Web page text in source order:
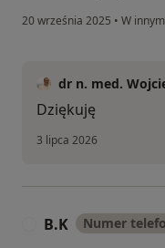
20 września 2025 • W
dr n. med.
Dziękuję
3 lipca 2026
B.K Numer